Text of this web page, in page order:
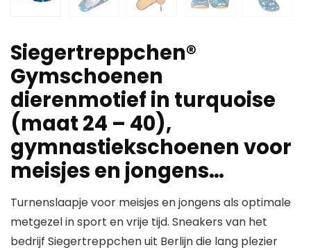
Siegertreppchen®
Gymschoenen
dierenmotief in turquoise
(maat 24 – 40),
gymnastiekschoenen voor
meisjes en jongens…
Turnenslaapje voor meisjes en jongens als optimale
metgezel in sport en vrije tijd. Sneakers van het
bedrijf Siegertreppchen uit Berlijn die lang plezier